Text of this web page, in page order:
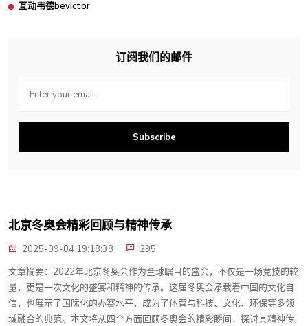
互动韦德bevictor
订阅我们的邮件
Subscribe
北京冬奥会精彩回顾与精神传承
2025-09-04 19:18:38
295
文章摘要：2022年北京冬奥会作为全球瞩目的盛会，不仅是一场竞技的较
量，更是一次文化的盛宴和精神的传承。这届冬奥会承载着中国的文化自
信，也展示了国际化的办赛水平，成为了体育与科技、文化、环保等多领
域融合的典范。本文将从四个方面回顾冬奥会的精彩瞬间，探讨其精神传